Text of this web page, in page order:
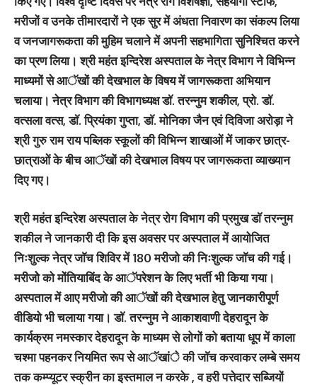
मरीजों व उनके तीमारदारों ने एक सुर में अंधता निवारण का संकल्प लिया
व जनजागरूकता की मुहिम चलाने में अपनी सहभागिता सुनिश्चित करने
का प्रण लिया। श्री महंत इन्दिरेश अस्पताल के नेत्र विभाग ने विभिन्न
माध्यमों से आॅखों की देखभाल के विषय में जागरूकता अभियान
चलाया। नेत्र विभाग की विभागध्यक्ष डाॅ. तरन्नुम शकील, प्रो. डाॅ.
वत्सला वत्स, डाॅ. प्रियंका गुप्ता, डाॅ. मोनिका जैन एवं दिविजा अरोड़ा ने
श्री गुरु राम राय पब्लिक स्कूलों की विभिन्न शाखाओं में जाकर छात्र-
छात्राओं के बीच आॅखों की देखभाल विषय पर जागरूकता व्याख्यान
दिए गए।
श्री महंत इन्दिरेश अस्पताल के नेत्र रोग विभाग की प्रमुख डाॅ तरन्नुम
शकील ने जानकारी दी कि इस अवसर पर अस्पताल में आयोजित
निःशुल्क नेत्र जाॅच शिविर में 180 मरीजो की निःशुल्क जाॅच की गई।
मरीजोे को मोंतियाबिंद के आॅपरेशन के लिए भर्ती भी किया गया।
अस्पताल में आए मरीजो की आॅखों की देखभाल हेतु जानकारीपूर्ण
वीडियो भी चलाया गया। डाॅ. तरन्नुम ने आकाशवाणी देहरादून के
कार्यक्रम नमस्कार देहरादून के माध्यम से लोगों को बताया धूप में काला
चश्मा पहनकर नियमित रूप से आॅखांे की जाॅच करवाकर लम्बे समय
तक कम्प्यूटर स्क्रीन का इस्तमाल न करके , व हरी पत्तेदार सब्जियों